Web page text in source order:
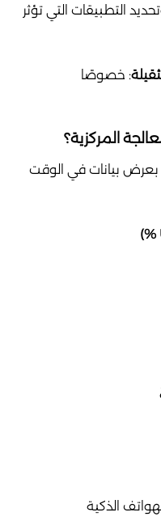
التطبيقات التي تؤثر
: خصوصًا
المركزية؟
بعرض بيانات في الوقت
الذكية